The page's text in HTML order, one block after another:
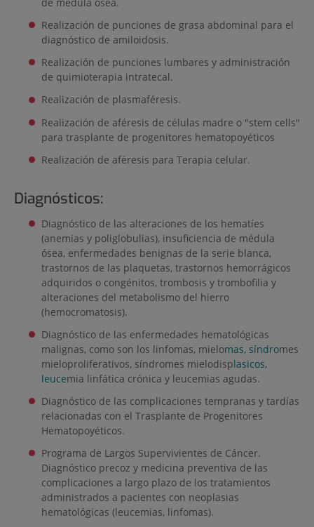
Realización de punciones de grasa abdominal para el
diagnóstico de amiloidosis.
Realización de punciones lumbares y administración
de quimioterapia intratecal.
Realización de plasmaféresis.
Realización de aféresis de células madre o "stem cells"
para trasplante de progenitores hematopoyéticos
Realización de aféresis para Terapia celular.
Diagnósticos:
Diagnóstico de las alteraciones de los hematíes
(anemias y poliglobulias), insuficiencia de médula
ósea, enfermedades benignas de la serie blanca,
trastornos de las plaquetas, trastornos hemorrágicos
adquiridos o congénitos, trombosis y trombofilia y
alteraciones del metabolismo del hierro
(hemocromatosis).
Diagnóstico de las enfermedades hematológicas
malignas, como son los linfomas, mielomas, síndromes
mieloproliferativos, síndromes mielodisplasicos,
leucemia linfática crónica y leucemias agudas.
Diagnóstico de las complicaciones tempranas y tardías
relacionadas con el Trasplante de Progenitores
Hematopoyéticos.
Programa de Largos Supervivientes de Cáncer.
Diagnóstico precoz y medicina preventiva de las
complicaciones a largo plazo de los tratamientos
administrados a pacientes con neoplasias
hematológicas (leucemias, linfomas).